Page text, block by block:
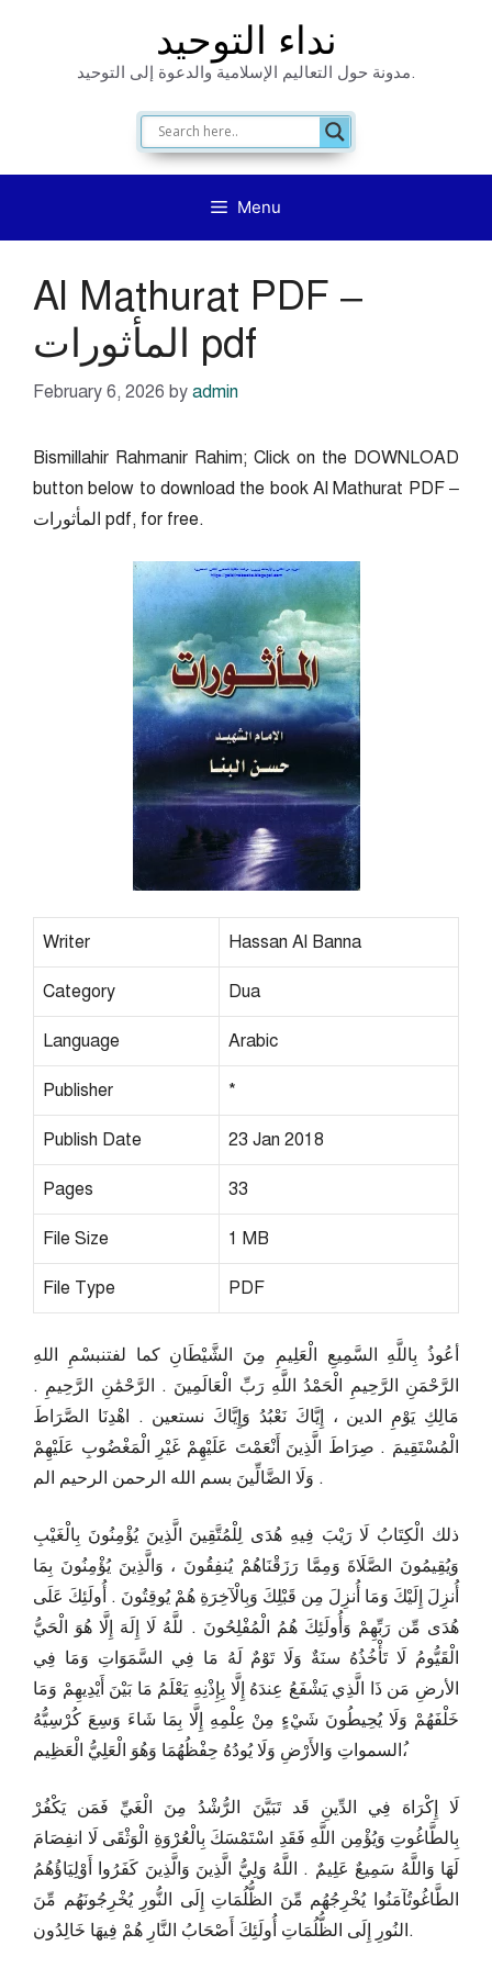
نداء التوحيد
مدونة حول التعاليم الإسلامية والدعوة إلى التوحيد.
Menu
Al Mathurat PDF –
المأثورات pdf
February 6, 2026 by admin
Bismillahir Rahmanir Rahim; Click on the DOWNLOAD
button below to download the book Al Mathurat PDF –
المأثورات pdf, for free.
Writer Hassan Al Banna
Category Dua
Language Arabic
Publisher *
Publish Date 23 Jan 2018
Pages 33
File Size 1 MB
File Type PDF
أعُوذُ بِاللَّهِ السَّمِيعِ الْعَلِيمِ مِنَ الشَّيْطَانِ كما لفتنبسْمِ اللهِ
الرَّحْمَنِ الرَّحِيمِ الْحَمْدُ اللَّهِ رَبِّ الْعَالَمِينَ . الرَّحْمَٰنِ الرَّحِيمِ .
مَالِكِ يَوْمِ الدين ، إِيَّاكَ نَعْبُدُ وَإِيَّاكَ نستعين . اهْدِنَا الصَّرَاطَ
الْمُسْتَقِيمَ . صِرَاطَ الَّذِينَ أَنْعَمْتَ عَلَيْهِمْ غَيْرِ الْمَغْضُوبِ عَلَيْهِمْ
وَلَا الضَّالِّينَ بسم الله الرحمن الرحيم الم .
ذلك الْكِتَابُ لَا رَيْبَ فِيهِ هُدَى لِلْمُتَّقِينَ الَّذِينَ يُؤْمِنُونَ بِالْغَيْبِ
وَيُقِيمُونَ الصَّلَاةَ وَمِمَّا رَزَقْنَاهُمْ يُنفِقُونَ ، وَالَّذِينَ يُؤْمِنُونَ بِمَا
أُنزِلَ إِلَيْكَ وَمَا أُنزِلَ مِن قَبْلِكَ وَبِالْآخِرَةِ هُمْ يُوقِتُونَ . أُولَئِكَ عَلَى
هُدَى مِّن رَبِّهِمْ وَأُولَئِكَ هُمُ الْمُفْلِحُونَ . للَّهُ لَا إِلَهَ إِلَّا هُوَ الْحَيُّ
الْقَيُّومُ لَا تَأْخُذُهُ سنَةٌ وَلَا تَوْمٌ لَهُ مَا فِي السَّمَوَاتِ وَمَا فِي
الأرضِ مَن ذَا الَّذِي يَشْفَعُ عِندَهُ إِلَّا بِإِذْنِهِ يَعْلَمُ مَا بَيْنَ أَيْدِيهِمْ وَمَا
خَلْفَهُمْ وَلَا يُحِيطُونَ شَيْءٍ مِنْ عِلْمِهِ إِلَّا بِمَا شَاءَ وَسِعَ كُرْسِيُّهُ
السمواتِ وَالأَرْضِ وَلَا يُودُهُ حِفْظُهُمَا وَهُوَ الْعَلِيُّ الْعَظِيم،ُ
لَا إِكْرَاهَ فِي الدِّينِ قَد تَبَيَّنَ الرُّشْدُ مِنَ الْغَيِّ فَمَن يَكْفُرْ
بِالطَّاغُوتِ وَيُؤْمِن اللَّهِ فَقَدِ اسْتَمْسَكَ بِالْعُرْوَةِ الْوَثْقَى لَا انفِصَامَ
لَهَا وَاللَّهُ سَمِيعٌ عَلِيمٌ . اللَّهُ وَلِيُّ الَّذِينَ وَالَّذِينَ كَفَرُوا أَوْلِيَاؤُهُمُ
الطَّاغُوتُآمَنُوا يُخْرِجُهُم مِّنَ الظُّلُمَاتِ إِلَى النُّورِ يُخْرِجُونَهُم مِّنَ
النُورِ إِلَى الظُّلُمَاتِ أُولَئِكَ أَصْحَابُ النَّارِ هُمْ فِيهَا خَالِدُون.